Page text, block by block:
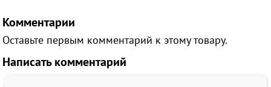
Комментарии
Оставьте первым комментарий к этому товару.
Написать комментарий